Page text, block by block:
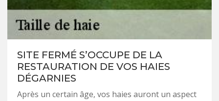
SITE FERMÉ S’OCCUPE DE LA
RESTAURATION DE VOS HAIES
DÉGARNIES
Après un certain âge, vos haies auront un aspect